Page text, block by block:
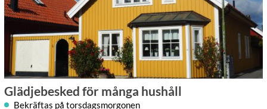
Glädjebesked för många hushåll
Bekräftas på torsdagsmorgonen